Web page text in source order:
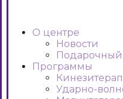
О центре
Новости
Подарочный
Программы
Ударно-